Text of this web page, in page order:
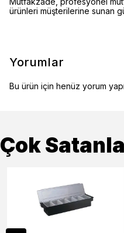
ürünleri müşterilerine sunan
Yorumlar
Bu ürün için henüz yorum
Çok